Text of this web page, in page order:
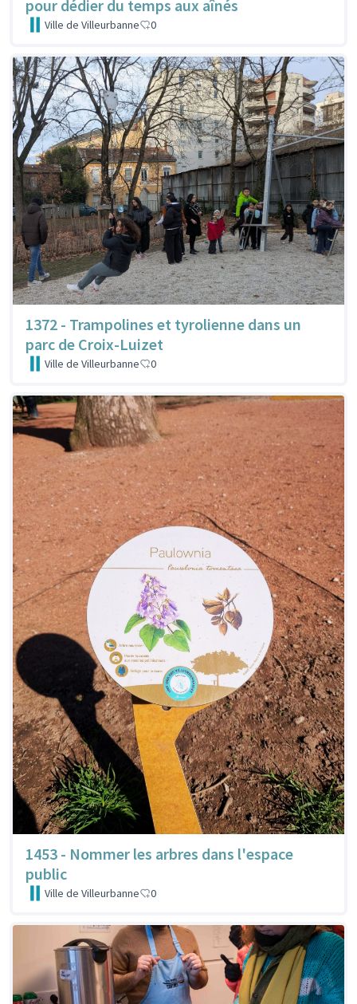
pour dédier du temps aux aînés
Ville de Villeurbanne 0
1372 - Trampolines et tyrolienne dans un
parc de Croix-Luizet
Ville de Villeurbanne 0
1453 - Nommer les arbres dans l'espace
public
Ville de Villeurbanne 0